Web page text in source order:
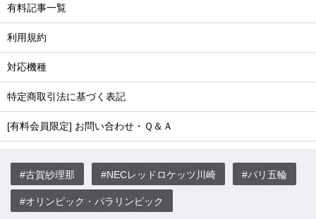
有料記事一覧
利用規約
対応機種
特定商取引法に基づく表記
[有料会員限定] お問い合わせ・Ｑ＆Ａ
#古賀紗理那 #NECレッドロケッツ川崎 #パリ五輪
#オリンピック・パラリンピック